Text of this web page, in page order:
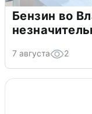
Бензин во
7 августа 2